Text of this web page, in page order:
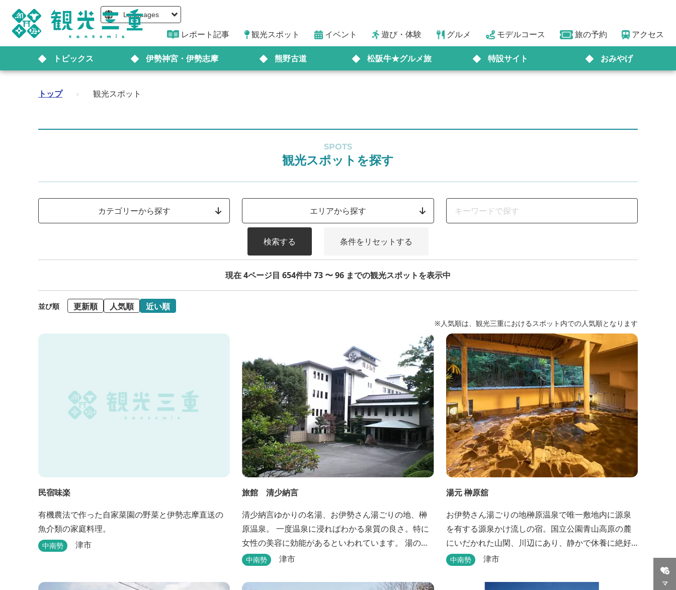
Languages
レポート記事 観光スポット イベント 遊び・体験 グルメ モデルコース 旅の予約 アクセス
トピックス 伊勢神宮・伊勢志摩 熊野古道 松阪牛★グルメ旅 特設サイト おみやげ
トップ › 観光スポット
SPOTS
観光スポットを探す
カテゴリーから探す エリアから探す
検索する 条件をリセットする
現在 4ページ目 654件中 73 〜 96 までの観光スポットを表示中
並び順 更新順 人気順 近い順
※人気順は、観光三重におけるスポット内での人気順となります
民宿味楽
有機農法で作った自家菜園の野菜と伊勢志摩直送の
魚介類の家庭料理。
中南勢 津市
旅館 清少納言
清少納言ゆかりの名湯、お伊勢さん湯ごりの地、榊
原温泉。 一度温泉に浸ればわかる泉質の良さ。特に
女性の美容に効能があるといわれています。 湯の瀬
川のせせらぎが聞こえる静かな宿。それが旅館 清
味、心のこもったおもてなしを心掛けております。
中南勢 津市
湯元 榊原舘
お伊勢さん湯ごりの地榊原温泉で唯一敷地内に源泉
を有する源泉かけ流しの宿。国立公園青山高原の麓
にいだかれた山閑、川辺にあり、静かで休養に絶好
の地です。ご宿泊、お夕席の他日帰り温泉も楽しめ
と健康をテーマとしたふるさと会席をご用意してい
中南勢 津市